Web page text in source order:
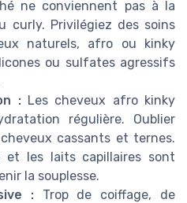
ne conviennent pas à la
curly. Privilégiez des soins
naturels, afro ou kinky
ou sulfates agressifs
:Les cheveux afro kinky
régulière. Oublier
cassants et ternes.
et les laits capillaires sont
la souplesse.
:Trop de coiffage, de